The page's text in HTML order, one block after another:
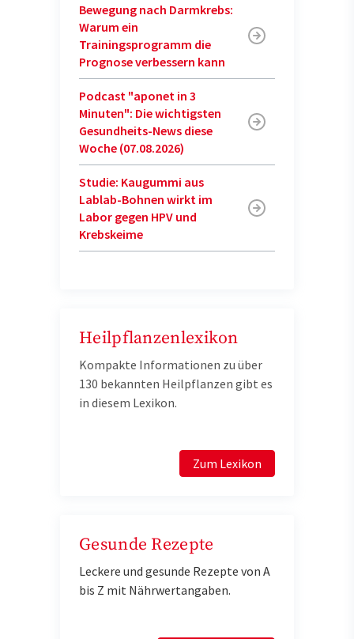
Bewegung nach Darmkrebs:
Warum ein
Trainingsprogramm die
Prognose verbessern kann
Podcast "aponet in 3
Minuten": Die wichtigsten
Gesundheits-News diese
Woche (07.08.2026)
Studie: Kaugummi aus
Lablab-Bohnen wirkt im
Labor gegen HPV und
Krebskeime
Heilpflanzenlexikon
Kompakte Informationen zu über
130 bekannten Heilpflanzen gibt es
in diesem Lexikon.
Zum Lexikon
Gesunde Rezepte
Leckere und gesunde Rezepte von A
bis Z mit Nährwertangaben.